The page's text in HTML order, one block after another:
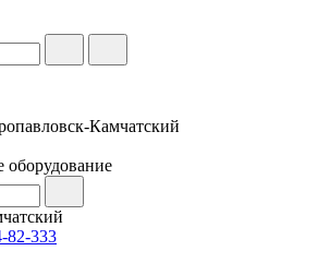
Камчатский
оборудование
82-333